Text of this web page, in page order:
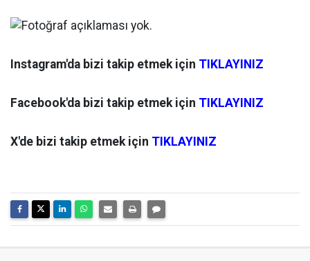
Instagram'da bizi takip etmek için TIKLAYINIZ
Facebook'da bizi takip etmek için TIKLAYINIZ
X'de bizi takip etmek için TIKLAYINIZ